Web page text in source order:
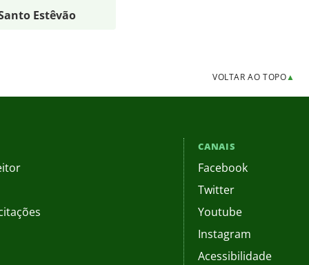
Estêvão
VOLTAR AO TOPO▲
CANAIS
Facebook
Twitter
Youtube
Instagram
Acessibilidade